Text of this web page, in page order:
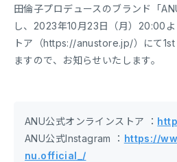
田倫子プロデュースのブランド「
し、2023年10月23日（月）20:00
トア（https://anustore.jp/）にて
ますので、お知らせいたします。
ANU公式オンラインストア ：
ANU公式Instagram ： https://
nu.official_/